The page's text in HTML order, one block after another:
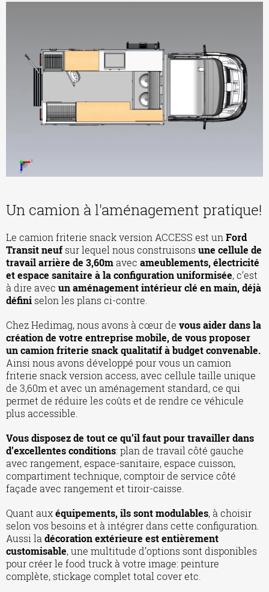
Un camion à l'aménagement pratique!
Le camion friterie snack version ACCESS est un Ford
Transit neuf sur lequel nous construisons une cellule de
travail arrière de 3,60mavec ameublements, électricité
et espace sanitaire à la configuration uniformisée, c’est
à dire avec un aménagement intérieur clé en main, déjà
défini selon les plans ci-contre.
Chez Hedimag, nous avons à cœur de vous aider dans la
création de votre entreprise mobile, de vous proposer
un camion friterie snack qualitatif à budget convenable.
Ainsi nous avons développé pour vous un camion
friterie snack version access, avec cellule taille unique
de 3,60m et avec un aménagement standard, ce qui
permet de réduire les coûts et de rendre ce véhicule
plus accessible.
Vous disposez de tout ce qu’il faut pour travailler dans
d’excellentes conditions: plan de travail côté gauche
avec rangement, espace-sanitaire, espace cuisson,
compartiment technique, comptoir de service côté
façade avec rangement et tiroir-caisse.
Quant auxéquipements, ils sont modulables, à choisir
selon vos besoins et à intégrer dans cette configuration.
Aussi la décoration extérieure est entièrement
customisable, une multitude d’options sont disponibles
pour créer le food truck à votre image: peinture
complète, stickage complet total cover etc.